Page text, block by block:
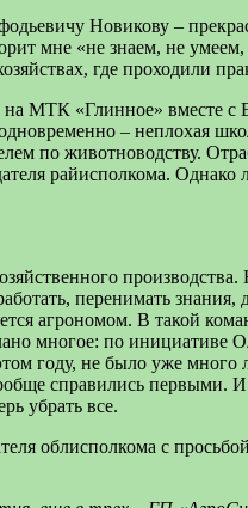
Новикову –
мне «не знаем, не
где проходили
на МТК «Глинное» вместе с
– неплохая
по животноводству.
райисполкома.
перенимать знания,
агрономом. В такой
многое: по инициативе
году, не было уже много
справились первыми.
убрать все.
облисполкома с просьбой